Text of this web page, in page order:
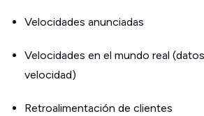
Velocidades anunciadas
Velocidades en el mundo real
velocidad)
Retroalimentación de clientes